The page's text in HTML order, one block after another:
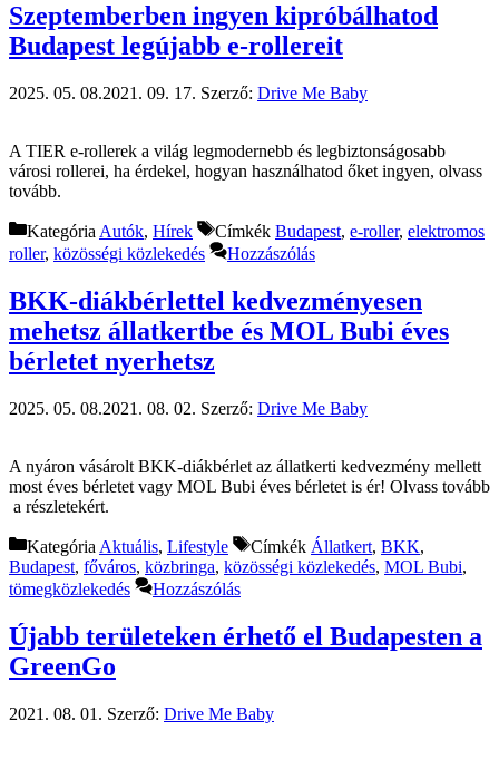
Szeptemberben ingyen kipróbálhatod
Budapest legújabb e-rollereit
2025. 05. 08.2021. 09. 17. Szerző: Drive Me Baby
A TIER e-rollerek a világ legmodernebb és legbiztonságosabb
városi rollerei, ha érdekel, hogyan használhatod őket ingyen, olvass
tovább.
Kategória Autók, Hírek Címkék Budapest, e-roller, elektromos
roller, közösségi közlekedés Hozzászólás
BKK-diákbérlettel kedvezményesen
mehetsz állatkertbe és MOL Bubi éves
bérletet nyerhetsz
2025. 05. 08.2021. 08. 02. Szerző: Drive Me Baby
A nyáron vásárolt BKK-diákbérlet az állatkerti kedvezmény mellett
most éves bérletet vagy MOL Bubi éves bérletet is ér! Olvass tovább
a részletekért.
Kategória Aktuális, Lifestyle Címkék Állatkert, BKK,
Budapest, főváros, közbringa, közösségi közlekedés, MOL Bubi,
tömegközlekedés
Hozzászólás
Újabb területeken érhető el Budapesten a
GreenGo
2021. 08. 01. Szerző: Drive Me Baby